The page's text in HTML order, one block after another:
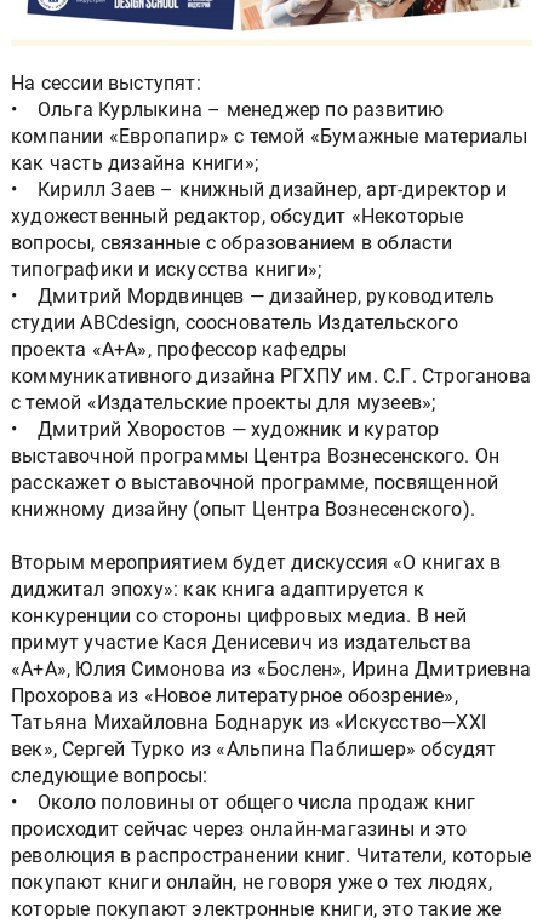
На сессии выступят:
• Ольга Курлыкина – менеджер по развитию
компании «Европапир» с темой «Бумажные материалы
как часть дизайна книги»;
• Кирилл Заев – книжный дизайнер, арт-директор и
художественный редактор, обсудит «Некоторые
вопросы, связанные с образованием в области
типографики и искусства книги»;
• Дмитрий Мордвинцев — дизайнер, руководитель
студии ABCdesign, сооснователь Издательского
проекта «А+А», профессор кафедры
коммуникативного дизайна РГХПУ им. С.Г. Строганова
с темой «Издательские проекты для музеев»;
• Дмитрий Хворостов — художник и куратор
выставочной программы Центра Вознесенского. Он
расскажет о выставочной программе, посвященной
книжному дизайну (опыт Центра Вознесенского).
Вторым мероприятием будет дискуссия «О книгах в
диджитал эпоху»: как книга адаптируется к
конкуренции со стороны цифровых медиа. В ней
примут участие Кася Денисевич из издательства
«А+А», Юлия Симонова из «Бослен», Ирина Дмитриевна
Прохорова из «Новое литературное обозрение»,
Татьяна Михайловна Боднарук из «Искусство—XXI
век», Сергей Турко из «Альпина Паблишер» обсудят
следующие вопросы:
• Около половины от общего числа продаж книг
происходит сейчас через онлайн-магазины и это
революция в распространении книг. Читатели, которые
покупают книги онлайн, не говоря уже о тех людях,
которые покупают электронные книги, это такие же